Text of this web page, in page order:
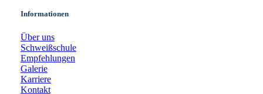
Informationen
Über uns
Schweißschule
Empfehlungen
Galerie
Karriere
Kontakt